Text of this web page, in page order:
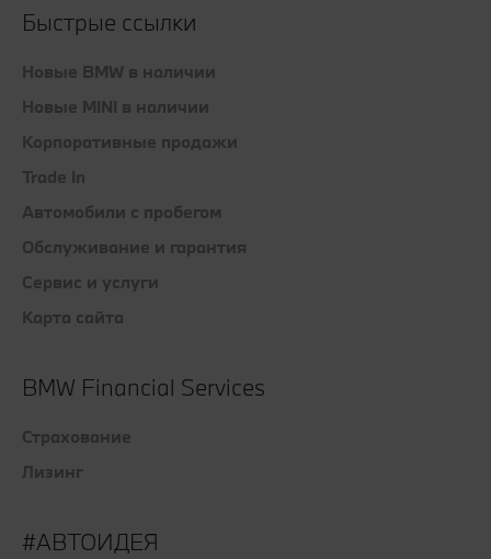
Быстрые ссылки
Новые BMW в наличии
Новые MINI в наличии
Корпоративные продажи
Trade In
Автомобили с пробегом
Обслуживание и гарантия
Сервис и услуги
Карта сайта
BMW Financial Services
Страхование
Лизинг
#АВТОИДЕЯ